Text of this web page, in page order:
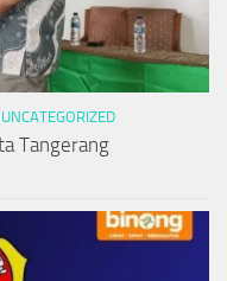
UNCATEGORIZED
Tangerang